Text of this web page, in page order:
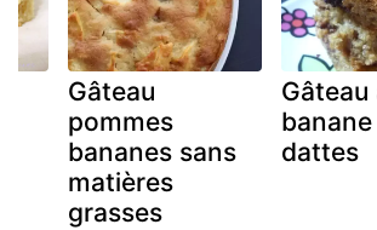
Gâteau
pommes
bananes sans
matières
grasses
Gâteau
dattes